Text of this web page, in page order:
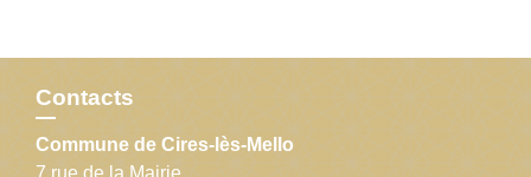
Contacts
Commune de Cires-lès-Mello
7 rue de la Mairie